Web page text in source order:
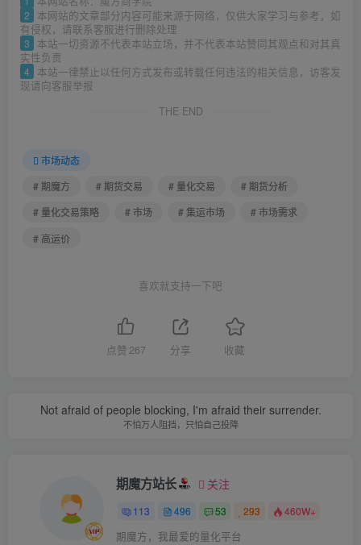
2
本网站的文章部分内容可能来源于网络，仅供大家学习与参考，如
有侵权，请联系客服进行删除处理
3
本站一切资源不代表本站立场，并不代表本站赞同其观点和对其真
实性负责
4
本站一律禁止以任何方式发布或转载任何违法的相关信息，访客发
现请向客服举报
THE END
市场动态
# 期魔方
# 期货交易 # 量化交易
# 期货分析
# 量化交易策略
# 市场 # 集运市场
# 市场需求
# 高运价
喜欢就支持一下吧
点赞 267 分享 收藏
Not afraid of people blocking, I'm afraid their surrender.
不怕万人阻挡，只怕自己投降
期魔方站长 关注
113 496 53 293 460W+
期魔方，我最爱的量化平台